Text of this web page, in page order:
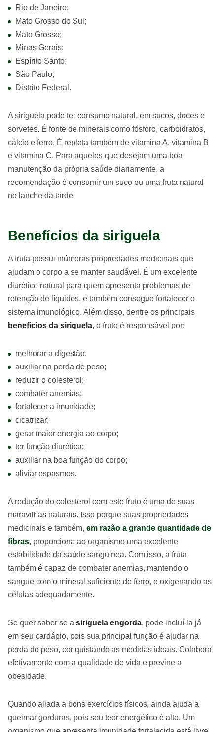
Rio de Janeiro;
Mato Grosso do Sul;
Mato Grosso;
Minas Gerais;
Espírito Santo;
São Paulo;
Distrito Federal.
A siriguela pode ter consumo natural, em sucos, doces e
sorvetes. É fonte de minerais como fósforo, carboidratos,
cálcio e ferro. É repleta também de vitamina A, vitamina B
e vitamina C. Para aqueles que desejam uma boa
manutenção da própria saúde diariamente, a
recomendação é consumir um suco ou uma fruta natural
no lanche da tarde.
Benefícios da siriguela
A fruta possui inúmeras propriedades medicinais que
ajudam o corpo a se manter saudável. É um excelente
diurético natural para quem apresenta problemas de
retenção de líquidos, e também consegue fortalecer o
sistema imunológico. Além disso, dentre os principais
benefícios da siriguela, o fruto é responsável por:
melhorar a digestão;
auxiliar na perda de peso;
reduzir o colesterol;
combater anemias;
fortalecer a imunidade;
cicatrizar;
gerar maior energia ao corpo;
ter função diurética;
auxiliar na boa função do corpo;
aliviar espasmos.
A redução do colesterol com este fruto é uma de suas
maravilhas naturais. Isso porque suas propriedades
medicinais e também, em razão a grande quantidade de
fibras, proporciona ao organismo uma excelente
estabilidade da saúde sanguínea. Com isso, a fruta
também é capaz de combater anemias, mantendo o
sangue com o mineral suficiente de ferro, e oxigenando as
células adequadamente.
Se quer saber se a siriguela engorda, pode incluí-la já
em seu cardápio, pois sua principal função é ajudar na
perda do peso, conquistando as medidas ideais. Colabora
efetivamente com a qualidade de vida e previne a
obesidade.
Quando aliada a bons exercícios físicos, ainda ajuda a
queimar gorduras, pois seu teor energético é alto. Um